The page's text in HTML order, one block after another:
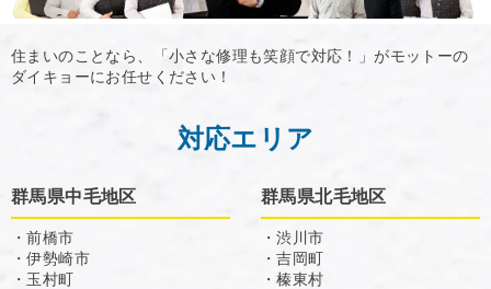
住まいのことなら、「小さな修理も笑顔で対応！」がモットーの
ダイキョーにお任せください！
対応エリア
群馬県中毛地区
・前橋市
・伊勢崎市
・玉村町
群馬県北毛地区
・渋川市
・吉岡町
・榛東村